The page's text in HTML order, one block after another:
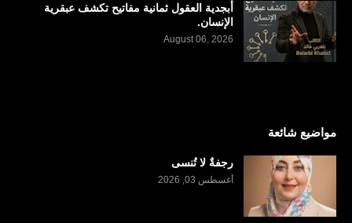
أبجدية العقول ثمانية مفاتيح تكشف عبقرية
الإنسان.
August 06, 2026
مواضيع شائعة
رجفةٌ لا تُنسى
أغسطس 03, 2026